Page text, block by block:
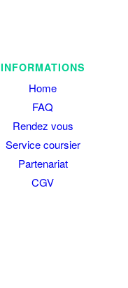
INFORMATIONS
Home
FAQ
Rendez vous
Service coursier
Partenariat
CGV